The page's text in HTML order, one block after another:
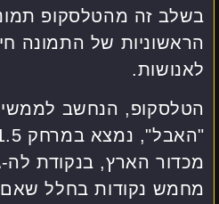
בשלב זה מהטלסקופ
הראשוניות של התמונה
לאנושות.
הטלסקופ, הנחשב
מחמש נקודות בחלל שאם